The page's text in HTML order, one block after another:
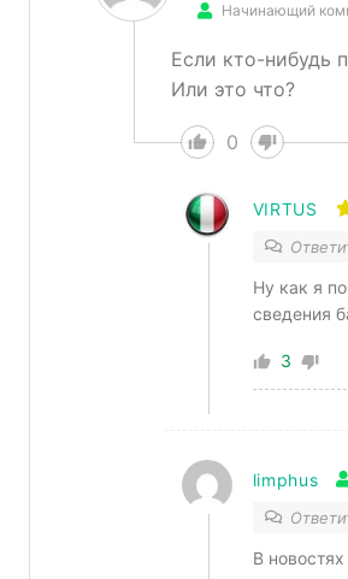
Начинающий
Если кто-нибудь
Или это что?
0
VIRTUS
Ну как я
сведения
3
limphus
В